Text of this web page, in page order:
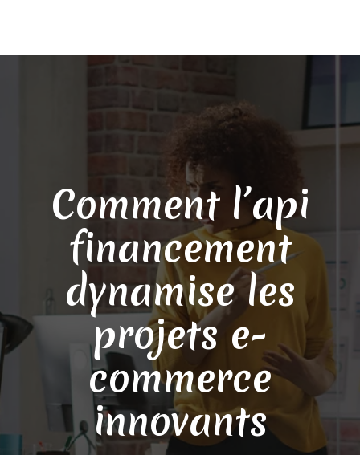
Comment l’api
financement
dynamise les
projets e-
commerce
innovants